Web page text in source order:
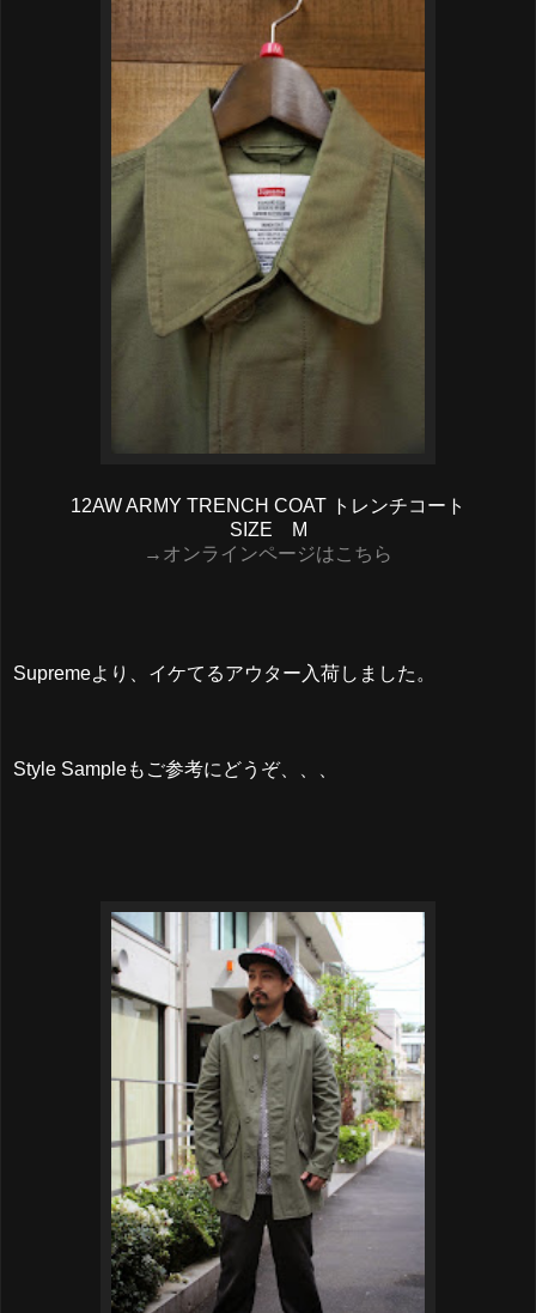
12AW ARMY TRENCH COAT トレンチコート
SIZE M
→オンラインページはこちら
Supremeより、イケてるアウター入荷しました。
Style Sampleもご参考にどうぞ、、、